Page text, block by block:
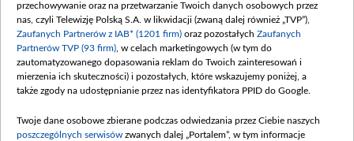
przechowywanie oraz na przetwarzanie Twoich danych osobowych przez
nas, czyli Telewizję Polską S.A. w likwidacji (zwaną dalej również „TVP”),
Zaufanych Partnerów z IAB* (1201 firm) oraz pozostałych Zaufanych
Partnerów TVP (93 firm) , w celach marketingowych (w tym do
zautomatyzowanego dopasowania reklam do Twoich zainteresowań i
mierzenia ich skuteczności) i pozostałych, które wskazujemy poniżej, a
także zgody na udostępnianie przez nas identyfikatora PPID do Google.
Twoje dane osobowe zbierane podczas odwiedzania przez Ciebie naszych
poszczególnych serwisów zwanych dalej „Portalem”, w tym informacje